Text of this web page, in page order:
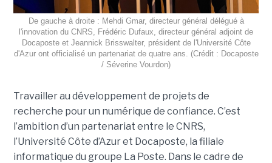
De gauche à droite : Mehdi Gmar, directeur général délégué à
l'innovation du CNRS, Frédéric Dufaux, directeur général adjoint de
Docaposte et Jeannick Brisswalter, président de l'Université Côte
d'Azur ont officialisé un partenariat de quatre ans. (Crédit : Docaposte
/ Séverine Vourdon)
Travailler au développement de projets de
recherche pour un numérique de confiance. C’est
l’ambition d’un partenariat entre le CNRS,
l’Université Côte d’Azur et Docaposte, la filiale
informatique du groupe La Poste. Dans le cadre de